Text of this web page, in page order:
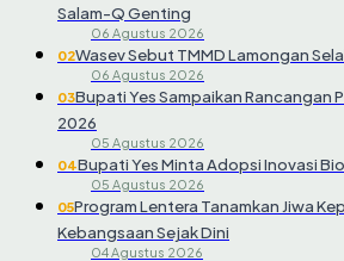
Salam-Q Genting
06 Agustus 2026
02Wasev Sebut TMMD Lamongan
06 Agustus 2026
03Bupati Yes Sampaikan Rancangan
2026
05 Agustus 2026
04Bupati Yes Minta Adopsi Inovasi
05 Agustus 2026
05Program Lentera Tanamkan Jiwa
Kebangsaan Sejak Dini
04 Agustus 2026